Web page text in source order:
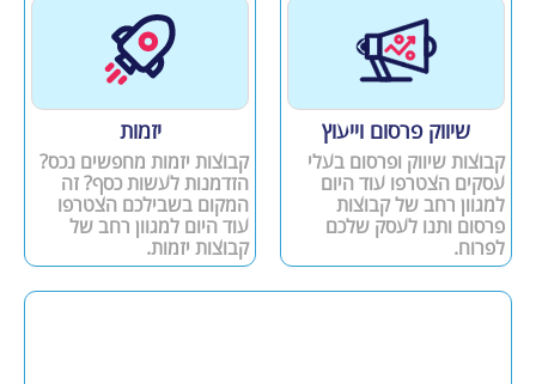
שיווק פרסום וייעוץ
קבוצות שיווק ופרסום בעלי
עסקים הצטרפו עוד היום
למגוון רחב של קבוצות
פרסום ותנו לעסק שלכם
לפרוח.
יזמות
קבוצות יזמות מחפשים נכס?
הזדמנות לעשות כסף? זה
המקום בשבילכם הצטרפו
עוד היום למגוון רחב של
קבוצות יזמות.